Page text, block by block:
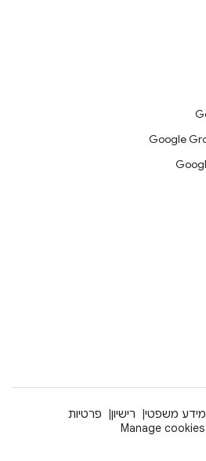
מידע משפטי רישיון
פרטיות
Manage cookies